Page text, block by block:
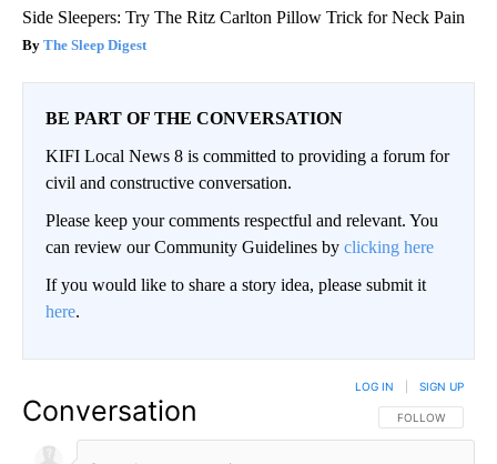
Side Sleepers: Try The Ritz Carlton Pillow Trick for Neck Pain
The Sleep Digest
BE PART OF THE CONVERSATION
KIFI Local News 8 is committed to providing a forum for
civil and constructive conversation.
Please keep your comments respectful and relevant. You
can review our Community Guidelines by clicking here
If you would like to share a story idea, please submit it
here.
Conversation FOLLOW THIS
FOLLOW
LOG IN SIGN UP